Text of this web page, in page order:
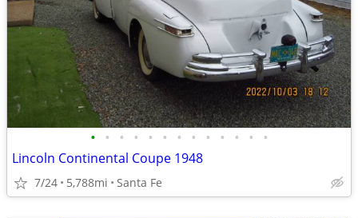
• • • • • • • • • • • • •
Lincoln Continental Coupe 1948
7/24 5,788mi Santa Fe